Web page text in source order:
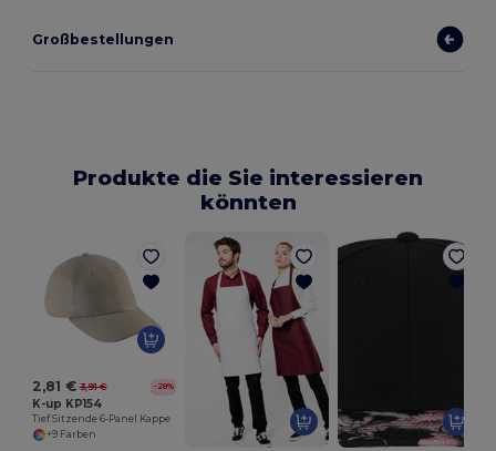
Großbestellungen
Produkte die Sie interessieren
könnten
2,81 € 3,91 € -28%
K-up KP154
Tief Sitzende 6-Panel Kappe
+9 Farben